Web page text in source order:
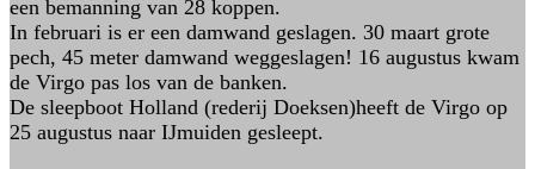
een bemanning van 28 koppen.
In februari is er een damwand geslagen. 30 maart grote
pech, 45 meter damwand weggeslagen! 16 augustus kwam
de Virgo pas los van de banken.
De sleepboot Holland (rederij Doeksen)heeft de Virgo op
25 augustus naar IJmuiden gesleept.